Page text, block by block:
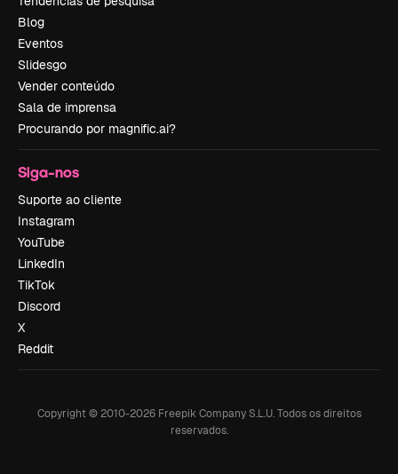
Blog
Eventos
Slidesgo
Vender conteúdo
Sala de imprensa
Procurando por magnific.ai?
Siga-nos
Suporte ao cliente
Instagram
YouTube
LinkedIn
TikTok
Discord
X
Reddit
Copyright © 2010-2026Freepik Company S.L.U. Todos os direitos
reservados.